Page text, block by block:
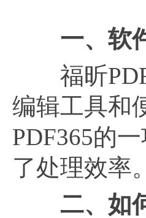
一、软
福昕
编辑工具和
PDF365的
了处理效率。
二、如